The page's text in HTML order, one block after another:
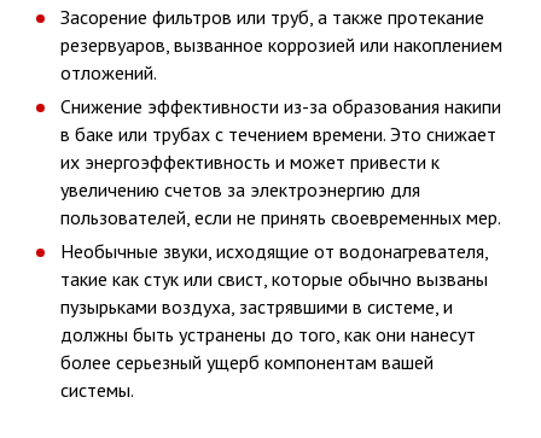
Засорение фильтров или труб, а также протекание
резервуаров, вызванное коррозией или накоплением
отложений.
Снижение эффективности из-за образования накипи
в баке или трубах с течением времени. Это снижает
их энергоэффективность и может привести к
увеличению счетов за электроэнергию для
пользователей, если не принять своевременных мер.
Необычные звуки, исходящие от водонагревателя,
такие как стук или свист, которые обычно вызваны
пузырьками воздуха, застрявшими в системе, и
должны быть устранены до того, как они нанесут
более серьезный ущерб компонентам вашей
системы.